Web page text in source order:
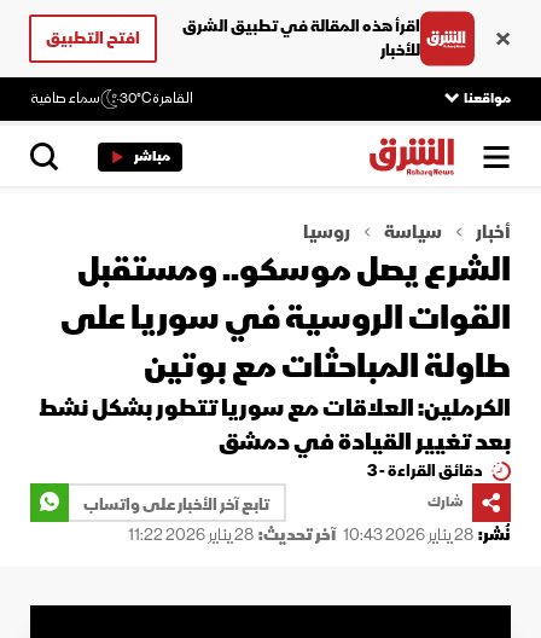
اقرأ هذه المقالة في تطبيق الشرق
للأخبار
افتح التطبيق
مواقعنا القاهرة30°C سماء صافية
مباشر
أخبار سياسة روسيا
الشرع يصل موسكو.. ومستقبل
القوات الروسية في سوريا على
طاولة المباحثات مع بوتين
الكرملين: العلاقات مع سوريا تتطور بشكل نشط
بعد تغيير القيادة في دمشق
دقائق القراءة - 3
شارك
تابع آخر الأخبار على واتساب
نُشر:28 يناير 2026 10:43 آخر تحديث:28 يناير 2026 11:22